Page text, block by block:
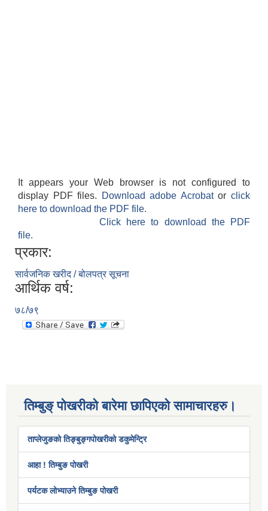
It appears your Web browser is not configured to
display PDF files.
Download adobe Acrobatorclick
here to download the PDF file.
Click here to download the PDF
file.
प्रकार:
सार्वजनिक खरीद / बोलपत्र सूचना
आर्थिक वर्ष:
७८/७९
तिम्बुङ् पोखरीको बारेमा छापिएको सामाचारहरु।
ताप्लेजुङको तिङ्बुङ्गपोखरीको डकुमेन्ट्रि
आहा ! तिम्बुङ पोखरी
पर्यटक लोभ्याउने तिम्बुङ पोखरी